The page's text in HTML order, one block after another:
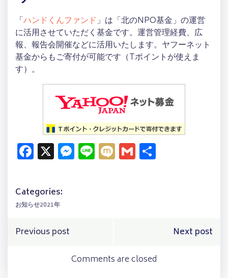
「ハンドくんファンド」は「北のNPO基金」の運営
に活用させていただく基金です。運営管理経費、広
報、報告会開催などに活用いたします。ヤフーネット
基金からもご寄付が可能です（Tポイントが使えま
す）。
Facebook
X Messenger
LineMixiGmail
Categories:
お知らせ2021年
Post
navigation
Previous post
navigation
Next post
Comments are closed